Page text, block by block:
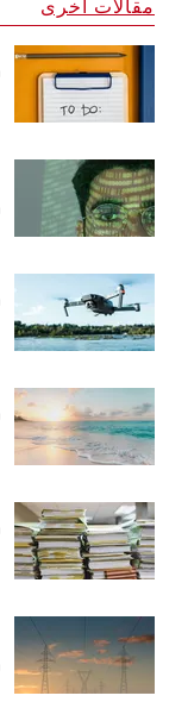
مقالات أخرى